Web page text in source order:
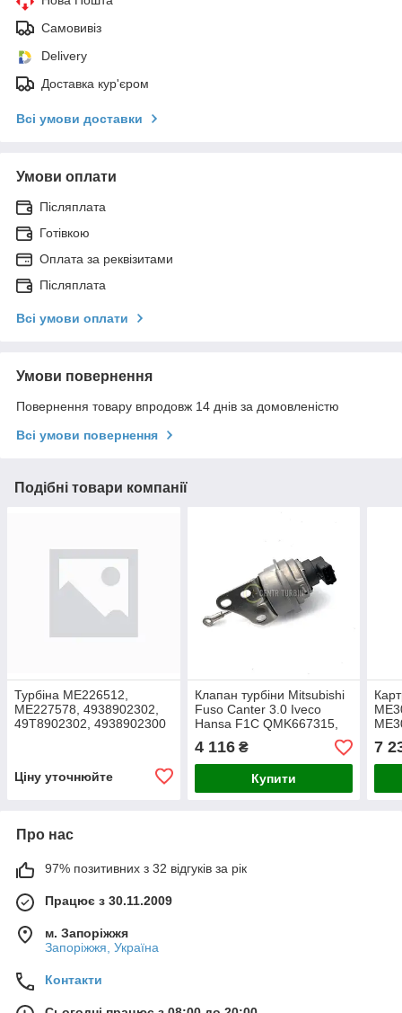
Самовивіз
Delivery
Доставка кур'єром
Всі умови доставки
Умови оплати
Післяплата
Готівкою
Оплата за реквізитами
Післяплата
Всі умови оплати
Умови повернення
Повернення товару впродовж 14 днів за домовленістю
Всі умови повернення
Подібні товари компанії
Турбіна ME226512,
ME227578, 4938902302,
49T8902302, 4938902300
Ціну уточнюйте
Клапан турбіни Mitsubishi
Fuso Canter 3.0 Iveco
Hansa F1C QMK667315,
QMK667939, QQC000038,
QQC000387 04359632,
504371348
4 116₴
Купити
7
Про нас
97% позитивних з 32 відгуків за рік
Працює з 30.11.2009
м. Запоріжжя
Запоріжжя, Україна
Контакти